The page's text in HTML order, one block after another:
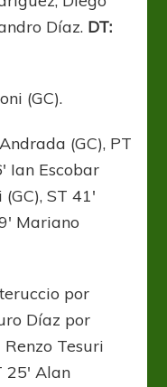
Díaz. DT:
(GC).
(GC), PT
Ian Escobar
ST 41′
Mariano
por
Díaz por
Renzo Tesuri
25′ Alan